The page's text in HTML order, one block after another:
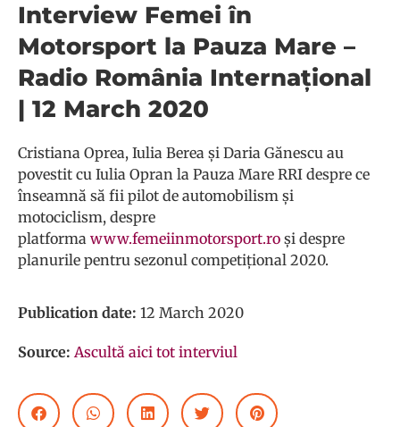
Interview Femei în
Motorsport la Pauza Mare –
Radio România Internațional
| 12 March 2020
Cristiana Oprea, Iulia Berea și Daria Gănescu au
povestit cu Iulia Opran la Pauza Mare RRI despre ce
înseamnă să fii pilot de automobilism și
motociclism, despre
platforma www.femeiinmotorsport.ro și despre
planurile pentru sezonul competițional 2020.
Publication date: 12 March 2020
Source: Ascultă aici tot interviul